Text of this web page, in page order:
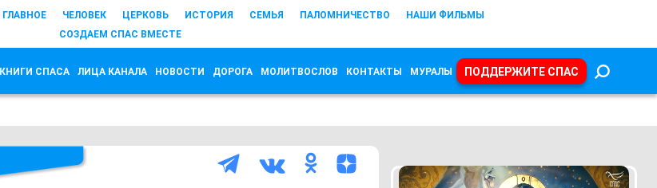
ГЛАВНОЕ ЧЕЛОВЕК ЦЕРКОВЬ ИСТОРИЯ СЕМЬЯ ПАЛОМНИЧЕСТВО
НАШИ ФИЛЬМЫ
СОЗДАЕМ СПАС ВМЕСТЕ
КНИГИ СПАСА ЛИЦА КАНАЛА НОВОСТИ ДОРОГА МОЛИТВОСЛОВ КОНТАКТЫ МУРАЛЫ ПОДДЕРЖИТЕ СПАС